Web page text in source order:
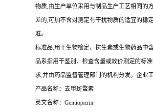
物质,由生产单位采用与制品生产工艺相同的
差的,可加不含对测定有干扰物质的适宜的稳
准。
标准品:用干生物检定、抗生素或生物药品中
品系指用干鉴别、检查含量或效价测定的标
求,并由药品监督管理部门的机构分发。企业
产品名称：去甲斑蝥素
英文名称：Gentiopicrin